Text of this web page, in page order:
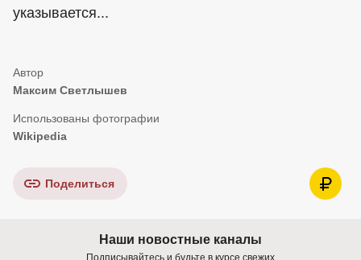
указывается...
Максим Светлышев
Wikipedia
Поделиться
Наши новостные каналы
Подписывайтесь и будьте в курсе свежих